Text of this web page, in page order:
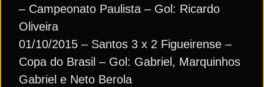
– Campeonato Paulista – Gol: Ricardo
Oliveira
01/10/2015 – Santos 3 x 2 Figueirense –
Copa do Brasil – Gol: Gabriel, Marquinhos
Gabriel e Neto Berola